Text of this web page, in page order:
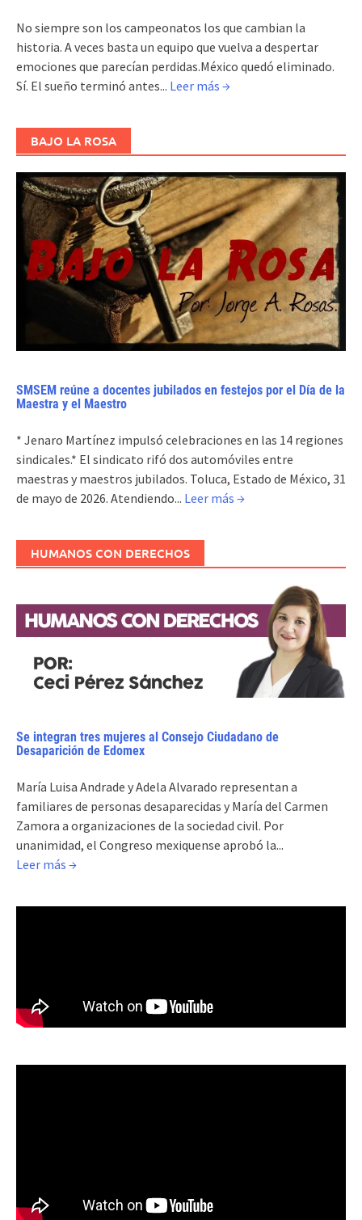
No siempre son los campeonatos los que cambian la
historia. A veces basta un equipo que vuelva a despertar
emociones que parecían perdidas.México quedó eliminado.
Sí. El sueño terminó antes... Leer más →
BAJO LA ROSA
SMSEM reúne a docentes jubilados en festejos por el Día de la
Maestra y el Maestro
* Jenaro Martínez impulsó celebraciones en las 14 regiones
sindicales.* El sindicato rifó dos automóviles entre
maestras y maestros jubilados. Toluca, Estado de México, 31
de mayo de 2026. Atendiendo... Leer más →
HUMANOS CON DERECHOS
Se integran tres mujeres al Consejo Ciudadano de
Desaparición de Edomex
María Luisa Andrade y Adela Alvarado representan a
familiares de personas desaparecidas y María del Carmen
Zamora a organizaciones de la sociedad civil. Por
unanimidad, el Congreso mexiquense aprobó la...
Leer más →